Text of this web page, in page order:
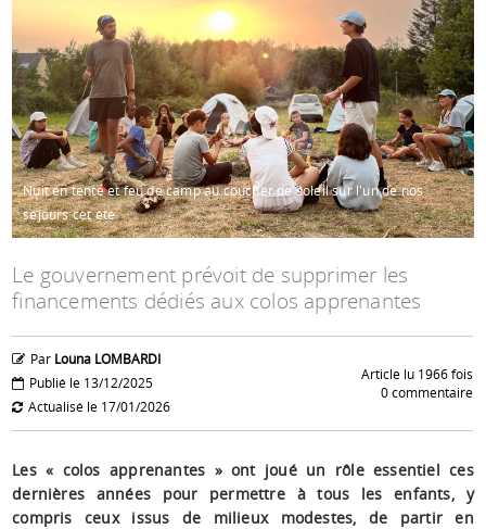
Espace anims
Nuit en tente et feu de camp au coucher de soleil sur l'un de nos
séjours cet été
Le gouvernement prévoit de supprimer les
financements dédiés aux colos apprenantes
Par Louna LOMBARDI
Publié le 13/12/2025
Actualisé le 17/01/2026
Article lu 1966 fois
0 commentaire
Les « colos apprenantes » ont joué un rôle essentiel ces
dernières années pour permettre à tous les enfants, y
compris ceux issus de milieux modestes, de partir en